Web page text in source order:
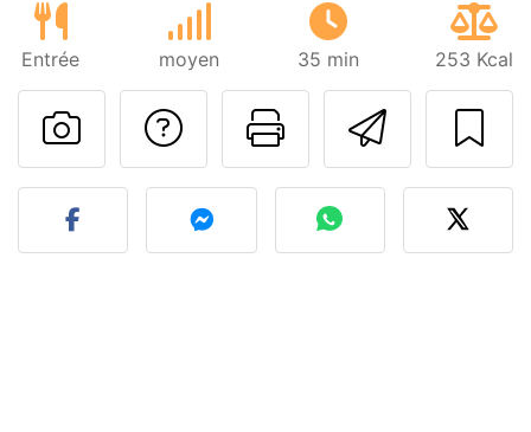
Entrée moyen 35 min 253 Kcal
Imprimer
Poser une
Publier votre photo de